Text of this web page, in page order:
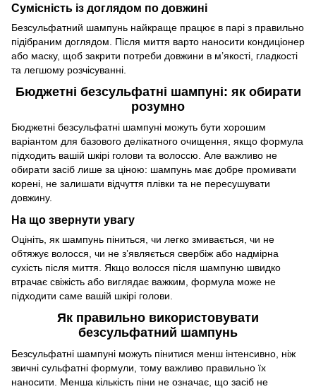
Сумісність із доглядом по довжині
Безсульфатний шампунь найкраще працює в парі з правильно
підібраним доглядом. Після миття варто наносити кондиціонер
або маску, щоб закрити потреби довжини в м’якості, гладкості
та легшому розчісуванні.
Бюджетні безсульфатні шампуні: як обирати
розумно
Бюджетні безсульфатні шампуні можуть бути хорошим
варіантом для базового делікатного очищення, якщо формула
підходить вашій шкірі голови та волоссю. Але важливо не
обирати засіб лише за ціною: шампунь має добре промивати
корені, не залишати відчуття плівки та не пересушувати
довжину.
На що звернути увагу
Оцініть, як шампунь піниться, чи легко змивається, чи не
обтяжує волосся, чи не з’являється свербіж або надмірна
сухість після миття. Якщо волосся після шампуню швидко
втрачає свіжість або виглядає важким, формула може не
підходити саме вашій шкірі голови.
Як правильно використовувати
безсульфатний шампунь
Безсульфатні шампуні можуть пінитися менш інтенсивно, ніж
звичні сульфатні формули, тому важливо правильно їх
наносити. Менша кількість піни не означає, що засіб не